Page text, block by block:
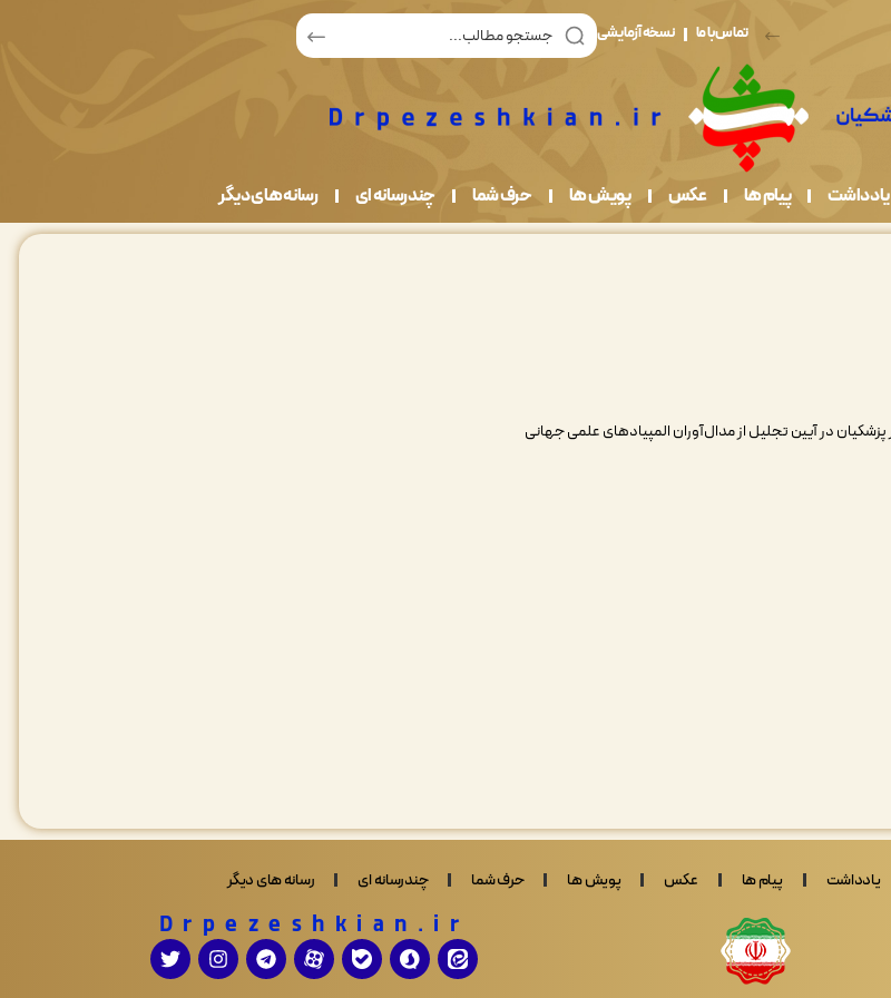
تماس با ما نسخه آزمایشی
یادداشت پیام ها عکس پویش ها حرف شما چندرسانه ای رسانه های دیگر
پزشکیان در آیین تجلیل از مدال‌آوران المپیادهای علمی جهانی
یادداشت پیام ها عکس پویش ها حرف شما چندرسانه ای رسانه های دیگر
Drpezeshkian.ir